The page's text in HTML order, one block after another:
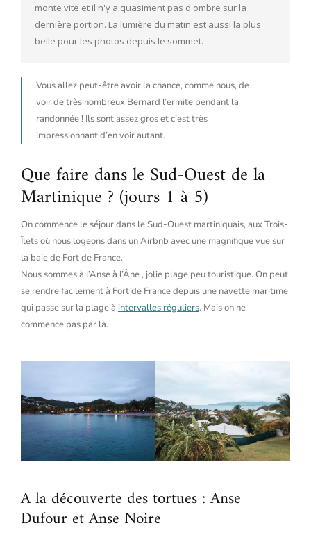
monte vite et il n'y a quasiment pas d'ombre sur la
dernière portion. La lumière du matin est aussi la plus
belle pour les photos depuis le sommet.
Vous allez peut-être avoir la chance, comme nous, de
voir de très nombreux Bernard l’ermite pendant la
randonnée ! Ils sont assez gros et c’est très
impressionnant d’en voir autant.
Que faire dans le Sud-Ouest de la
Martinique ? (jours 1 à 5)
On commence le séjour dans le Sud-Ouest martiniquais, aux Trois-
Îlets où nous logeons dans un Airbnb avec une magnifique vue sur
la baie de Fort de France.
Nous sommes à l’Anse à l’Âne , jolie plage peu touristique. On peut
se rendre facilement à Fort de France depuis une navette maritime
qui passe sur la plage à intervalles réguliers. Mais on ne
commence pas par là.
A la découverte des tortues : Anse
Dufour et Anse Noire